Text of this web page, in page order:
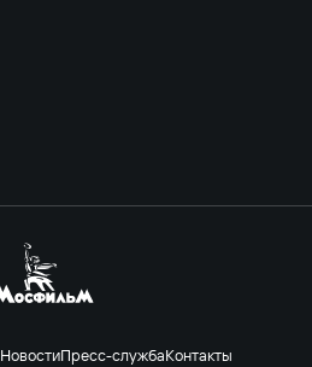
НовостиПресс-службаКонтакты